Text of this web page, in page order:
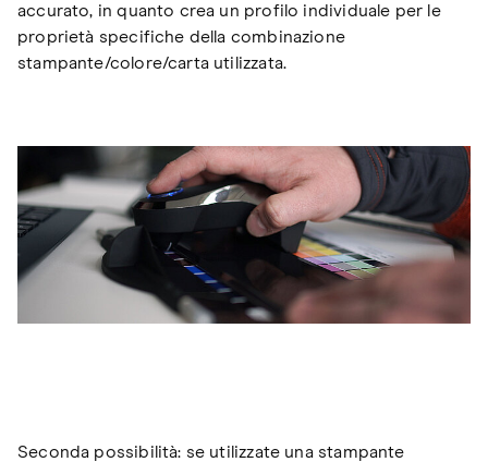
accurato, in quanto crea un profilo individuale per le
proprietà specifiche della combinazione
stampante/colore/carta utilizzata.
Seconda possibilità: se utilizzate una stampante